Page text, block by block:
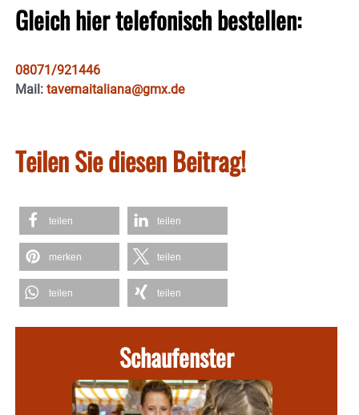
Gleich hier telefonisch bestellen:
08071/921446
Mail: tavernaitaliana@gmx.de
Teilen Sie diesen Beitrag!
teilen teilen
merken teilen
teilen teilen
Schaufenster